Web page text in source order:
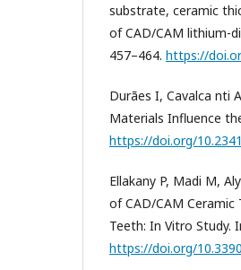
substrate, ceramic
of CAD/CAM lithium-
457–464. https://
Durães I, Cavalca nti
Materials Influence
https://doi.org/
Ellakany P, Madi M,
of CAD/CAM
Teeth: In Vitro Study.
https://doi.org/